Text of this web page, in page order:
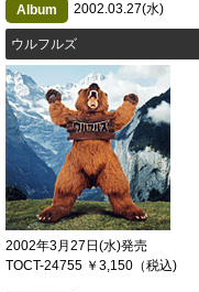
Profile
Fanclub
Contact
Album 2002.03.27(水)
ウルフルズ
2002年3月27日(水)発売
TOCT-24755 ￥3,150（税込)